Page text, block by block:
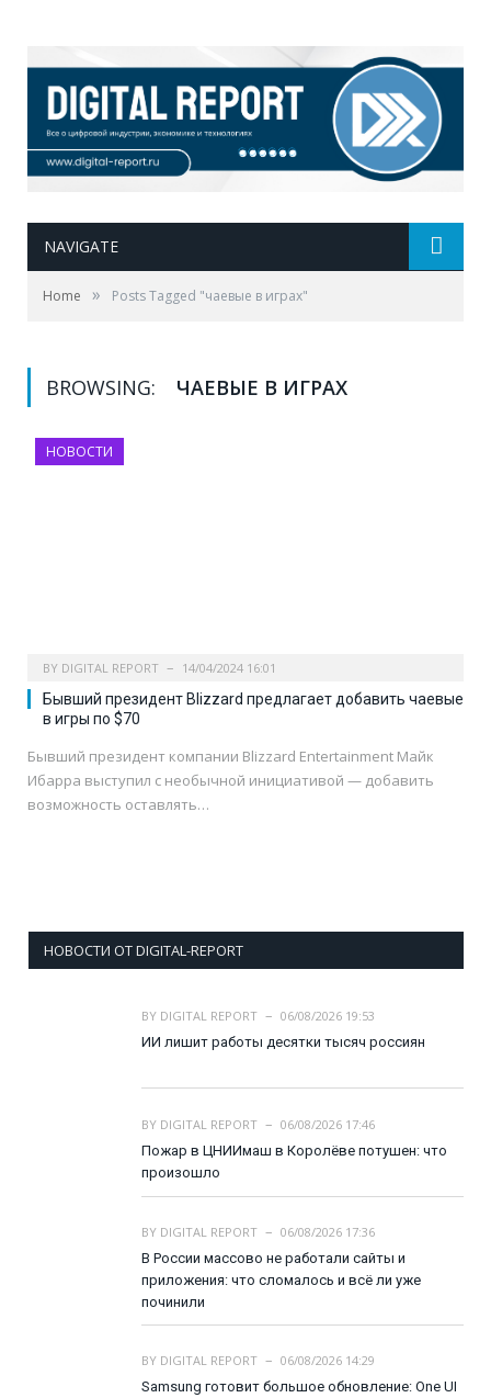
NAVIGATE
Home » Posts Tagged "чаевые в играх"
BROWSING: ЧАЕВЫЕ В ИГРАХ
НОВОСТИ
BY DIGITAL REPORT 14/04/2024 16:01
Бывший президент Blizzard предлагает добавить чаевые
в игры по $70
Бывший президент компании Blizzard Entertainment Майк
Ибарра выступил с необычной инициативой — добавить
возможность оставлять…
НОВОСТИ ОТ DIGITAL-REPORT
BY DIGITAL REPORT
06/08/2026 19:53
ИИ лишит работы десятки тысяч россиян
BY DIGITAL REPORT
06/08/2026 17:46
Пожар в ЦНИИмаш в Королёве потушен: что
произошло
BY DIGITAL REPORT
06/08/2026 17:36
В России массово не работали сайты и
приложения: что сломалось и всё ли уже
починили
BY DIGITAL REPORT
06/08/2026 14:29
Samsung готовит большое обновление: One UI